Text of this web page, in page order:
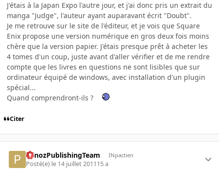
J'étais à la Japan Expo l'autre jour, et j'ai donc pris un extrait du
manga "Judge", l'auteur ayant auparavant écrit "Doubt".
Je me retrouve sur le site de l'éditeur, et je vois que Square
Enix propose une version numérique en gros deux fois moins
chère que la version papier. J'étais presque prêt à acheter les
4 tomes d'un coup, juste avant d'aller vérifier et de me rendre
compte que les livres en questions ne sont lisibles que sur
ordinateur équipé de windows, avec installation d'un plugin
spécial...
Quand comprendront-ils ?
Citer
PanozPublishingTeam INpactien
Posté(e) le 14 juillet 201115 a